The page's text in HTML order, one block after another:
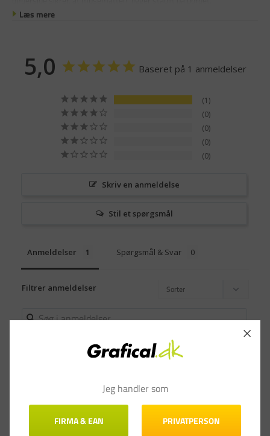
Læs mere
5,0 Baseret på 1 anmeldelser
1
0
0
0
0
Skriv en anmeldelse
Stil et spørgsmål
Anmeldelser Spørgsmål & Svar
Filtrer anmeldelser
Jeg handler som
FIRMA & EAN PRIVATPERSON